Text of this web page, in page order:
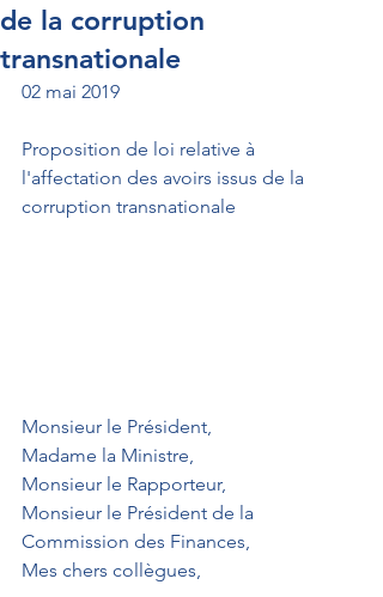
de la corruption
transnationale
02 mai 2019
Proposition de loi relative à
l'affectation des avoirs issus de la
corruption transnationale
Monsieur le Président,
Madame la Ministre,
Monsieur le Rapporteur,
Monsieur le Président de la
Commission des Finances,
Mes chers collègues,